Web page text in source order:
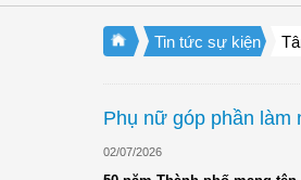
Tin tức sự kiện
Phụ nữ góp phần làm
02/07/2026